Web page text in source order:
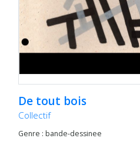
De tout bois
Collectif
Genre : bande-dessinee